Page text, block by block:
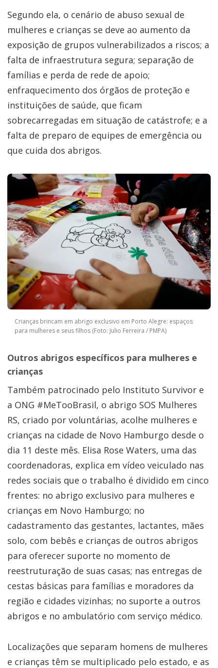
Segundo ela, o cenário de abuso sexual de
mulheres e crianças se deve ao aumento da
exposição de grupos vulnerabilizados a riscos; a
falta de infraestrutura segura; separação de
famílias e perda de rede de apoio;
enfraquecimento dos órgãos de proteção e
instituições de saúde, que ficam
sobrecarregadas em situação de catástrofe; e a
falta de preparo de equipes de emergência ou
que cuida dos abrigos.
Crianças brincam em abrigo exclusivo em Porto Alegre: espaços
para mulheres e seus filhos (Foto: Julio Ferreira / PMPA)
Outros abrigos específicos para mulheres e
crianças
Também patrocinado pelo Instituto Survivor e
a ONG #MeTooBrasil, o abrigo SOS Mulheres
RS, criado por voluntárias, acolhe mulheres e
crianças na cidade de Novo Hamburgo desde o
dia 11 deste mês. Elisa Rose Waters, uma das
coordenadoras, explica em vídeo veiculado nas
redes sociais que o trabalho é dividido em cinco
frentes: no abrigo exclusivo para mulheres e
crianças em Novo Hamburgo; no
cadastramento das gestantes, lactantes, mães
solo, com bebês e crianças de outros abrigos
para oferecer suporte no momento de
reestruturação de suas casas; nas entregas de
cestas básicas para famílias e moradores da
região e cidades vizinhas; no suporte a outros
abrigos e no ambulatório com serviço médico.
Localizações que separam homens de mulheres
e crianças têm se multiplicado pelo estado, e as